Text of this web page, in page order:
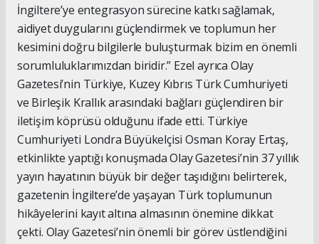
İngiltere’ye entegrasyon sürecine katkı sağlamak,
aidiyet duygularını güçlendirmek ve toplumun her
kesimini doğru bilgilerle buluşturmak bizim en önemli
sorumluluklarımızdan biridir.” Ezel ayrıca Olay
Gazetesi’nin Türkiye, Kuzey Kıbrıs Türk Cumhuriyeti
ve Birleşik Krallık arasındaki bağları güçlendiren bir
iletişim köprüsü olduğunu ifade etti. Türkiye
Cumhuriyeti Londra Büyükelçisi Osman Koray Ertaş,
etkinlikte yaptığı konuşmada Olay Gazetesi’nin 37 yıllık
yayın hayatının büyük bir değer taşıdığını belirterek,
gazetenin İngiltere’de yaşayan Türk toplumunun
hikâyelerini kayıt altına almasının önemine dikkat
çekti. Olay Gazetesi’nin önemli bir görev üstlendiğini